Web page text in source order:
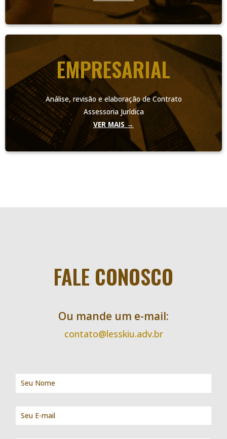
EMPRESARIAL
Análise, revisão e elaboração de Contrato
Assessoria Jurídica
VER MAIS →
FALE CONOSCO
Ou mande um e-mail:
contato@lesskiu.adv.br